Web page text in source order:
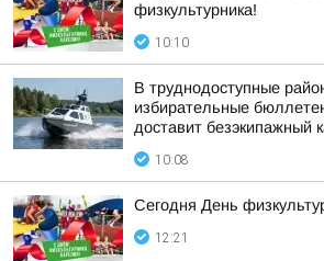
физкультурника!
10:10
В труднодоступные
избирательные
доставит безэкипажный
10:08
Сегодня День
12:21